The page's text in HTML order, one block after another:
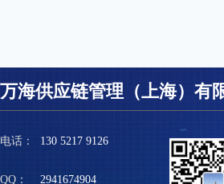
电话： 130 5217 9126
QQ： 2941674904
万海供应链管理（上海）有